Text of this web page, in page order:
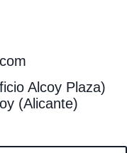
Alcoy Plaza)
(Alicante)